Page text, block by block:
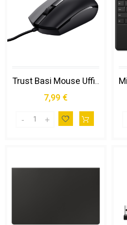
Trust Basi Mouse Ufficio Ambidestro Usb Tipo a Ottico 1200 Dpi
7,99 €